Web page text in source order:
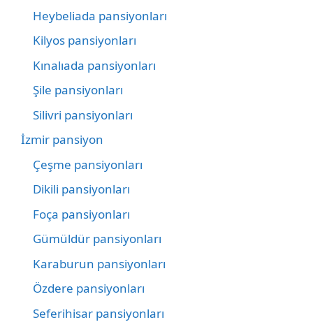
Heybeliada pansiyonları
Kilyos pansiyonları
Kınalıada pansiyonları
Şile pansiyonları
Silivri pansiyonları
İzmir pansiyon
Çeşme pansiyonları
Dikili pansiyonları
Foça pansiyonları
Gümüldür pansiyonları
Karaburun pansiyonları
Özdere pansiyonları
Seferihisar pansiyonları